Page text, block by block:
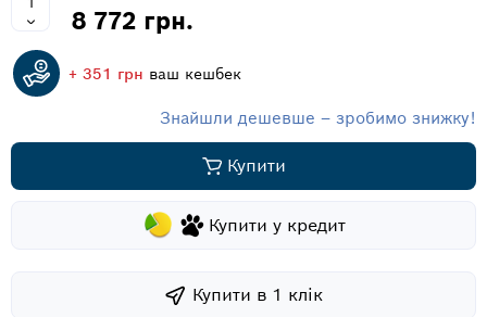
8 772 грн.
+ 351 грн ваш кешбек
Знайшли дешевше – зробимо знижку!
Купити
Купити у кредит
Купити в 1 клiк